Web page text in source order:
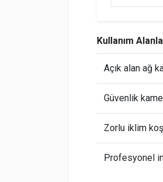
Kullanım
Açık alan ağ
Güvenlik
Zorlu iklim
Profesyonel